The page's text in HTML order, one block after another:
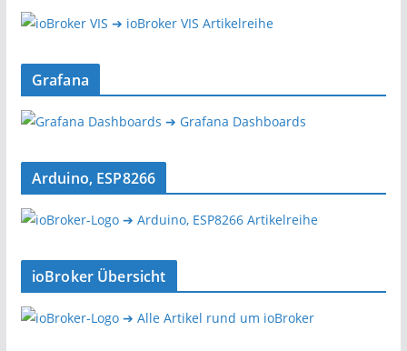
➔ ioBroker VIS Artikelreihe
Grafana
➔ Grafana Dashboards
Arduino, ESP8266
➔ Arduino, ESP8266 Artikelreihe
ioBroker Übersicht
➔ Alle Artikel rund um ioBroker